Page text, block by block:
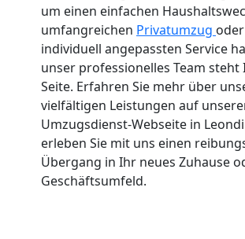
um einen einfachen
umfangreichen Privatumzug
individuell angepassten Service
unser professionelles Team steht
Seite. Erfahren Sie mehr über
vielfältigen Leistungen auf
Umzugsdienst-Webseite in
erleben Sie mit uns einen
Übergang in Ihr neues Zuhause
Geschäftsumfeld.